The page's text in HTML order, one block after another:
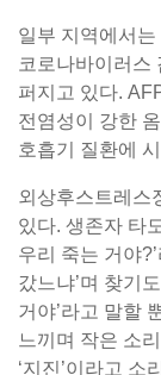
일부 지역에서
코로나바이러스
퍼지고 있다.
전염성이 강한
호흡기 질환에
외상후스트레스
있다. 생존자 타
우리 죽는 거야
갔느냐’며 찾기
거야’라고 말할
느끼며 작은 소
‘지진’이라고 소